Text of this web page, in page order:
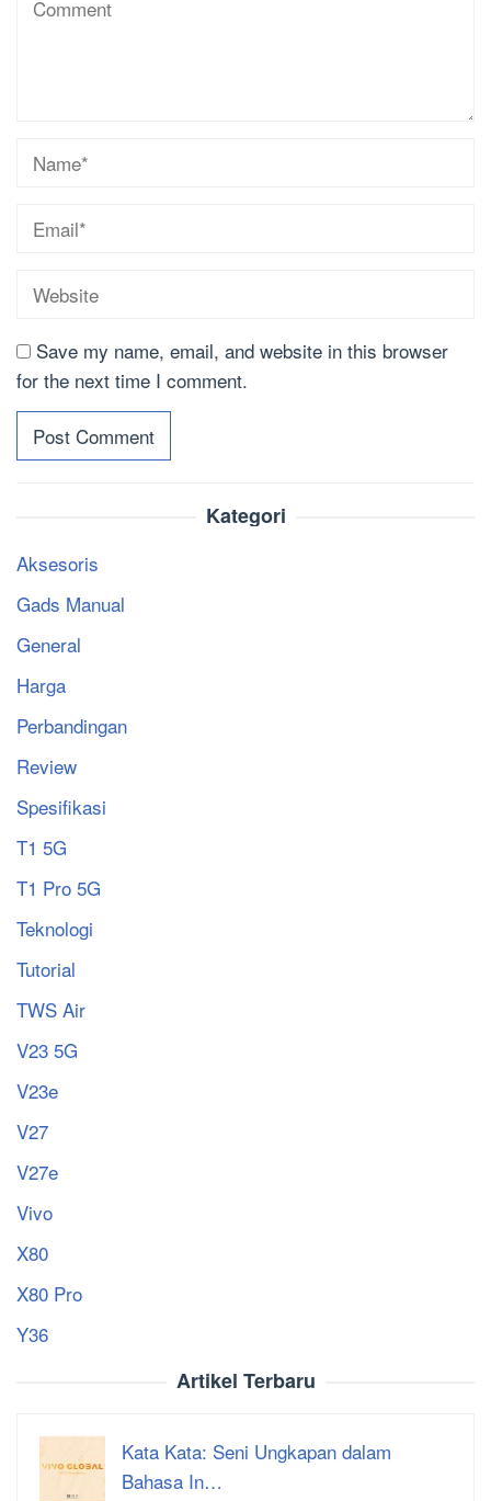
Save my name, email, and website in this browser
for the next time I comment.
Kategori
Aksesoris
Gads Manual
General
Harga
Perbandingan
Review
Spesifikasi
T1 5G
T1 Pro 5G
Teknologi
Tutorial
TWS Air
V23 5G
V23e
V27
V27e
Vivo
X80
X80 Pro
Y36
Artikel Terbaru
Kata Kata: Seni Ungkapan dalam
Bahasa In…